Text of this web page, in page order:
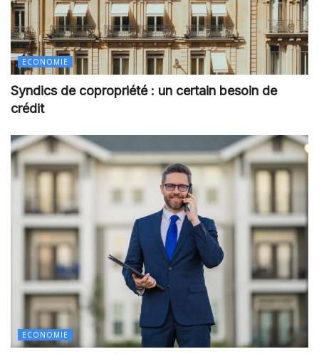
ECONOMIE
Syndics de copropriété : un certain besoin de
crédit
ECONOMIE